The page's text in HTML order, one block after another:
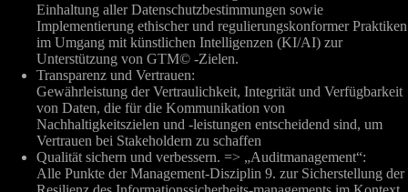
Einhaltung aller Datenschutzbestimmungen sowie
Implementierung ethischer und regulierungskonformer Praktiken
im Umgang mit künstlichen Intelligenzen (KI/AI) zur
Unterstützung von GTM© -Zielen.
Transparenz und Vertrauen:
Gewährleistung der Vertraulichkeit, Integrität und Verfügbarkeit
von Daten, die für die Kommunikation von
Nachhaltigkeitszielen und -leistungen entscheidend sind, um
Vertrauen bei Stakeholdern zu schaffen
Qualität sichern und verbessern. => „Auditmanagement“:
Alle Punkte der Management-Disziplin 9. zur Sicherstellung der